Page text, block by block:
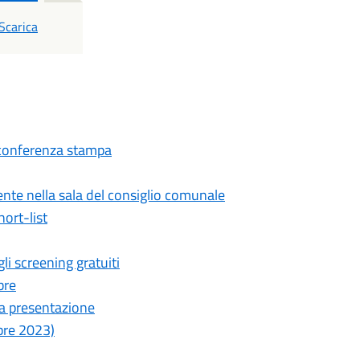
stampa
nella sala del consiglio comunale
list
screening gratuiti
presentazione
2023)